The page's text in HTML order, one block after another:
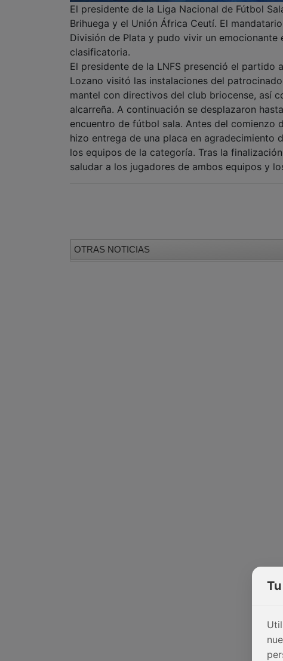
El presidente de la Liga Nacional de Fútbol
Brihuega y el Unión África Ceutí. El
División de Plata y pudo vivir un
clasificatoria.
El presidente de la LNFS presenció el partido
Lozano visitó las instalaciones del
mantel con directivos del club briocense, así
alcarreña. A continuación se desplazaron
encuentro de fútbol sala. Antes del comienzo
hizo entrega de una placa en agradecimiento
los equipos de la categoría. Tras la
saludar a los jugadores de ambos equipos y
OTRAS NOTICIAS